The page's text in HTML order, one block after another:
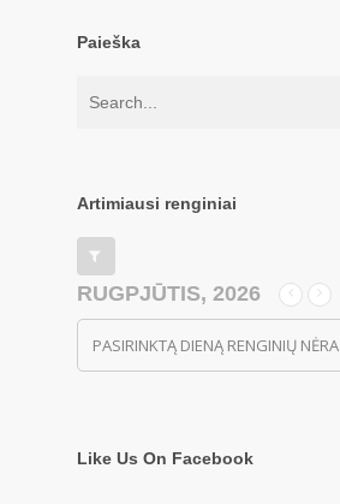
Paieška
Artimiausi renginiai
RUGPJŪTIS, 2026
PASIRINKTĄ DIENĄ RENGINIŲ NĖRA
Like Us On Facebook